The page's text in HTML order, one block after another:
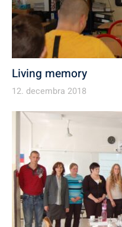
Living memory
12. decembra 2018